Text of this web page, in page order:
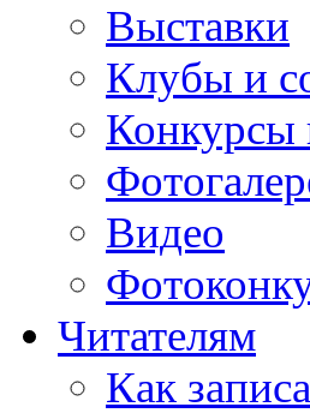
Выставки
Клубы и
Конкурсы
Видео
Читателям
Как